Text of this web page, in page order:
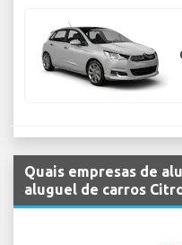
Quais empresas de
aluguel de carros